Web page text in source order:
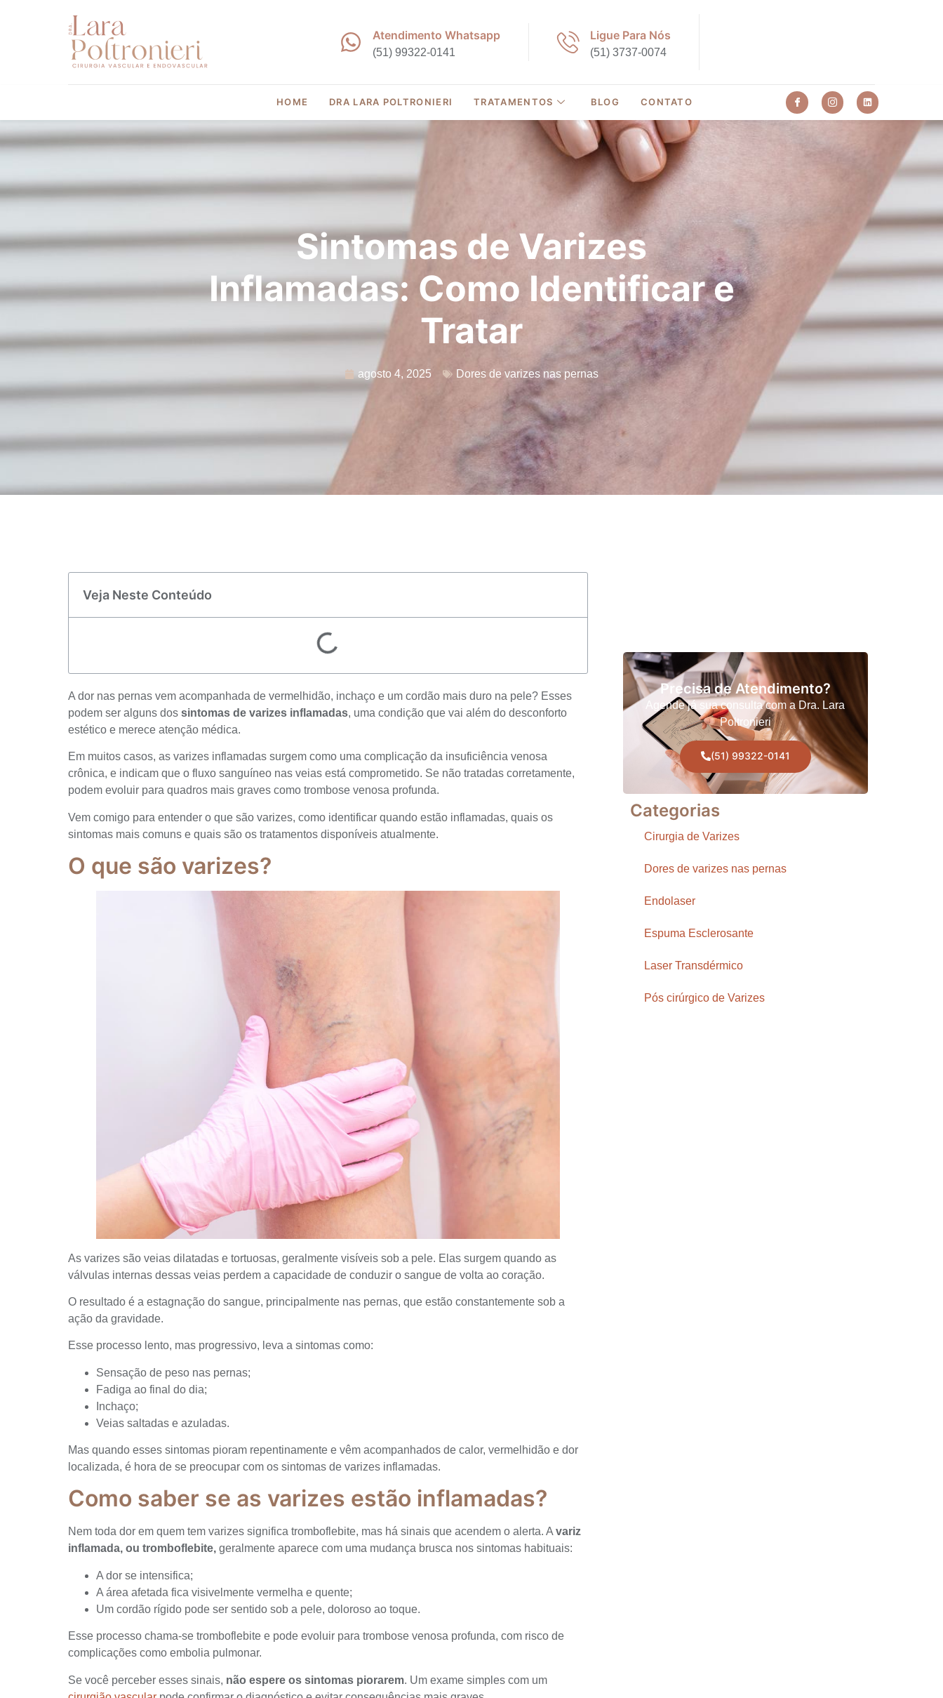
Atendimento Whatsapp
(51) 99322-0141
Ligue Para Nós
(51) 3737-0074
HOME DRA LARA POLTRONIERI TRATAMENTOS BLOG CONTATO
Sintomas de Varizes
Inflamadas: Como Identificar e
Tratar
agosto 4, 2025 Dores de varizes nas pernas
Veja Neste Conteúdo
A dor nas pernas vem acompanhada de vermelhidão, inchaço e um cordão mais duro na pele? Esses
podem ser alguns dos sintomas de varizes inflamadas, uma condição que vai além do desconforto
estético e merece atenção médica.
Em muitos casos, as varizes inflamadas surgem como uma complicação da insuficiência venosa
crônica, e indicam que o fluxo sanguíneo nas veias está comprometido. Se não tratadas corretamente,
podem evoluir para quadros mais graves como trombose venosa profunda.
Vem comigo para entender o que são varizes, como identificar quando estão inflamadas, quais os
sintomas mais comuns e quais são os tratamentos disponíveis atualmente.
O que são varizes?
As varizes são veias dilatadas e tortuosas, geralmente visíveis sob a pele. Elas surgem quando as
válvulas internas dessas veias perdem a capacidade de conduzir o sangue de volta ao coração.
O resultado é a estagnação do sangue, principalmente nas pernas, que estão constantemente sob a
ação da gravidade.
Esse processo lento, mas progressivo, leva a sintomas como:
Sensação de peso nas pernas;
Fadiga ao final do dia;
Inchaço;
Veias saltadas e azuladas.
Mas quando esses sintomas pioram repentinamente e vêm acompanhados de calor, vermelhidão e dor
localizada, é hora de se preocupar com os sintomas de varizes inflamadas.
Como saber se as varizes estão inflamadas?
Nem toda dor em quem tem varizes significa tromboflebite, mas há sinais que acendem o alerta. Avariz
inflamada, ou tromboflebite, geralmente aparece com uma mudança brusca nos sintomas habituais:
A dor se intensifica;
A área afetada fica visivelmente vermelha e quente;
Um cordão rígido pode ser sentido sob a pele, doloroso ao toque.
Esse processo chama-se tromboflebite e pode evoluir para trombose venosa profunda, com risco de
complicações como embolia pulmonar.
Se você perceber esses sinais, não espere os sintomas piorarem. Um exame simples com um
Precisa de Atendimento?
Agende já sua consulta com a Dra. Lara
Poltronieri
(51) 99322-0141
Categorias
Cirurgia de Varizes
Dores de varizes nas pernas
Endolaser
Espuma Esclerosante
Laser Transdérmico
Pós cirúrgico de Varizes